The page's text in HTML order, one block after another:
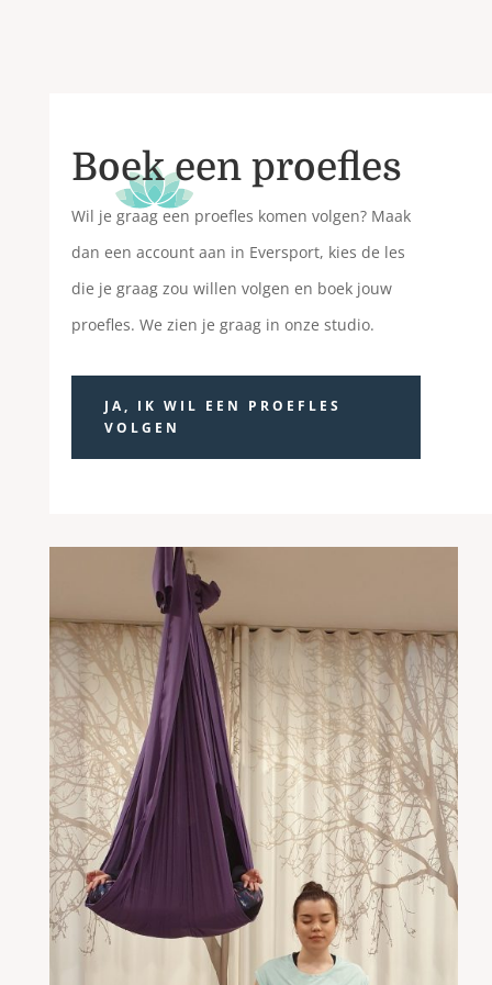
Boek een proefles
Wil je graag een proefles komen volgen? Maak
dan een account aan in Eversport, kies de les
die je graag zou willen volgen en boek jouw
proefles. We zien je graag in onze studio.
JA, IK WIL EEN PROEFLES
VOLGEN